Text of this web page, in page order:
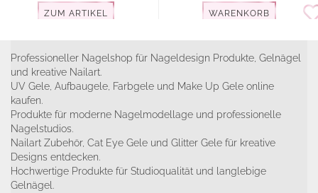
ZUM ARTIKEL WARENKORB
Professioneller Nagelshop für Nageldesign Produkte, Gelnägel
und kreative Nailart.
UV Gele, Aufbaugele, Farbgele und Make Up Gele online
kaufen.
Produkte für moderne Nagelmodellage und professionelle
Nagelstudios.
Nailart Zubehör, Cat Eye Gele und Glitter Gele für kreative
Designs entdecken.
Hochwertige Produkte für Studioqualität und langlebige
Gelnägel.